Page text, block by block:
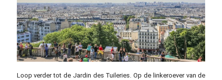
Loop verder tot de Jardin des Tuileries. Op de linkeroever van de